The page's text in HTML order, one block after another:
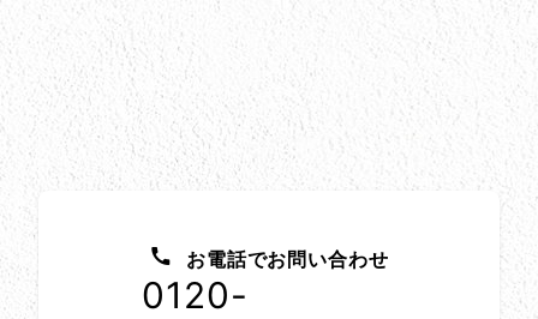
お電話でお問い合わせ
0120-